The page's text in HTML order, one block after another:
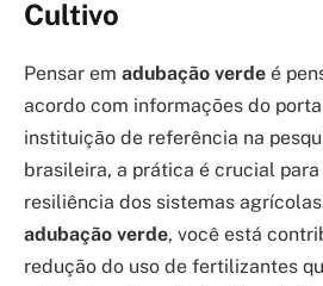
Cultivo
Pensar em adubação verde é
acordo com informações do
instituição de referência na
brasileira, a prática é crucial
resiliência dos sistemas
adubação verde, você está
redução do uso de fertilizantes